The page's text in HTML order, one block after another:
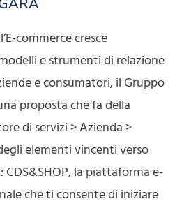
commerce cresce
e strumenti di relazione
e consumatori, il Gruppo
proposta che fa della
di servizi > Azienda >
elementi vincenti verso
CDS&SHOP, la piattaforma e-
che ti consente di iniziare